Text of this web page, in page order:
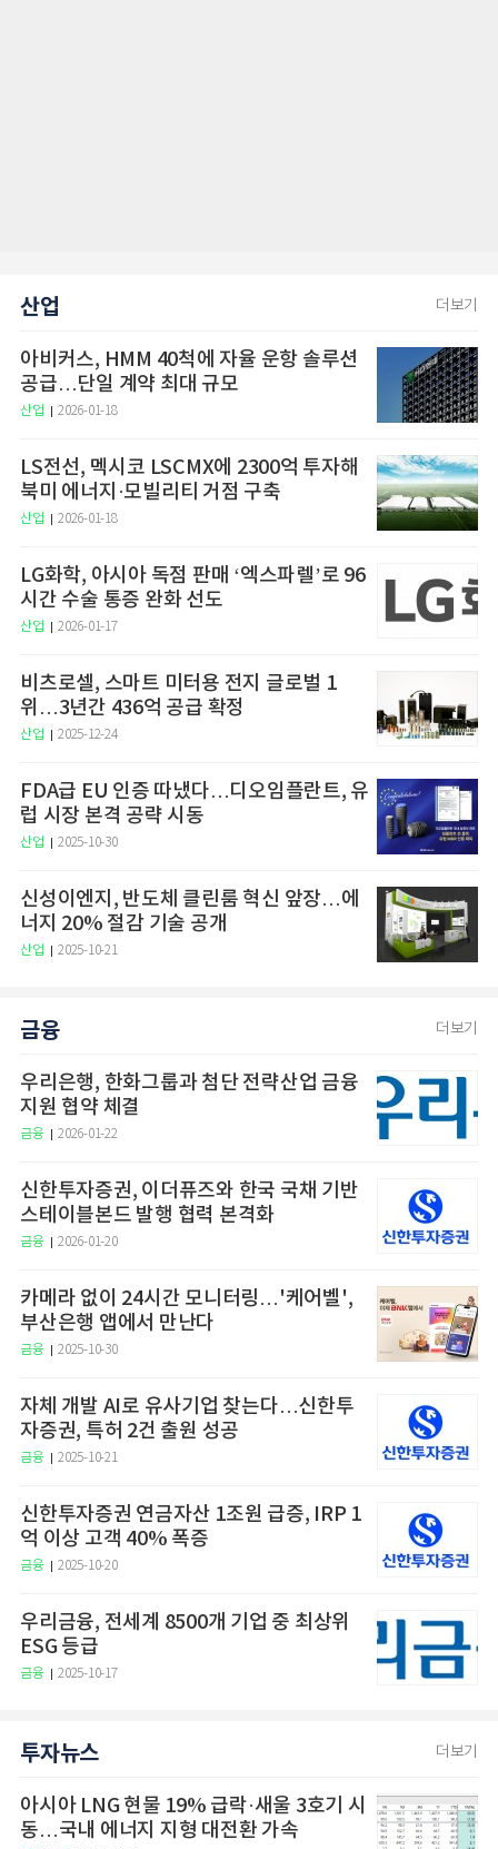
산업 더보기
아비커스, HMM 40척에 자율 운항 솔루션
공급…단일 계약 최대 규모
산업 2026-01-18
LS전선, 멕시코 LSCMX에 2300억 투자해
북미 에너지·모빌리티 거점 구축
산업 2026-01-18
LG화학, 아시아 독점 판매 ‘엑스파렐’로 96
시간 수술 통증 완화 선도
산업 2026-01-17
비츠로셀, 스마트 미터용 전지 글로벌 1
위…3년간 436억 공급 확정
산업 2025-12-24
FDA급 EU 인증 따냈다…디오임플란트, 유
럽 시장 본격 공략 시동
산업 2025-10-30
신성이엔지, 반도체 클린룸 혁신 앞장…에
너지 20% 절감 기술 공개
산업 2025-10-21
금융 더보기
우리은행, 한화그룹과 첨단 전략산업 금융
지원 협약 체결
금융 2026-01-22
신한투자증권, 이더퓨즈와 한국 국채 기반
스테이블본드 발행 협력 본격화
금융 2026-01-20
카메라 없이 24시간 모니터링…'케어벨',
부산은행 앱에서 만난다
금융 2025-10-30
자체 개발 AI로 유사기업 찾는다…신한투
자증권, 특허 2건 출원 성공
금융 2025-10-21
신한투자증권 연금자산 1조원 급증, IRP 1
억 이상 고객 40% 폭증
금융 2025-10-20
우리금융, 전세계 8500개 기업 중 최상위
ESG 등급
금융 2025-10-17
투자뉴스 더보기
아시아 LNG 현물 19% 급락·새울 3호기 시
동…국내 에너지 지형 대전환 가속